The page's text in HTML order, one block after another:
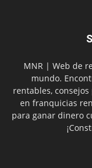
MNR | Web de
mundo.
rentables,
en franquicias
para ganar dinero